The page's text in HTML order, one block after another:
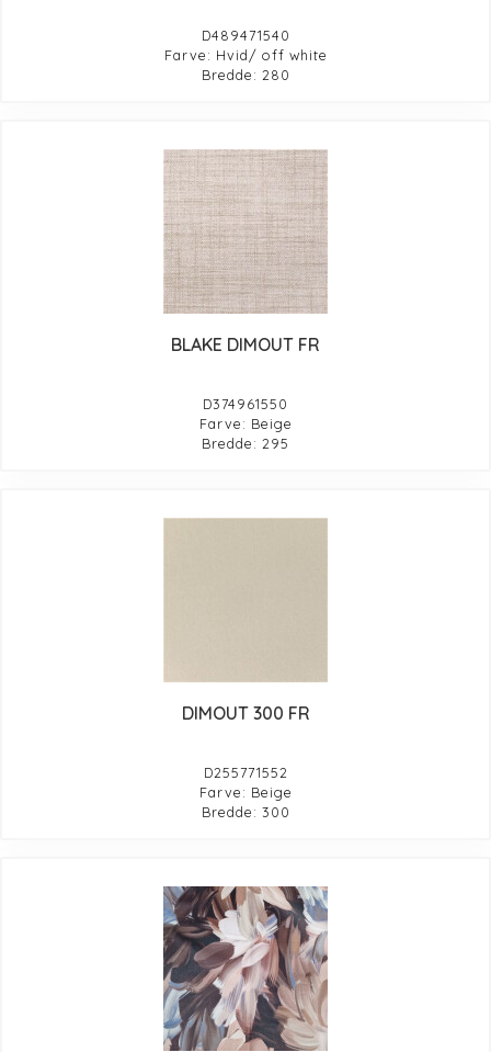
D489471540
Farve: Hvid/ off white
Bredde: 280
BLAKE DIMOUT FR
D374961550
Farve: Beige
Bredde: 295
DIMOUT 300 FR
D255771552
Farve: Beige
Bredde: 300